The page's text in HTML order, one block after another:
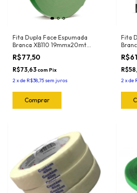
Fita Dupla Face Espumada
Branca XB110 19mmx20mt
Adere
R$77,50
R$73,63com Pix
2xde R$38,75 sem juros
Fita
Adere
2xde